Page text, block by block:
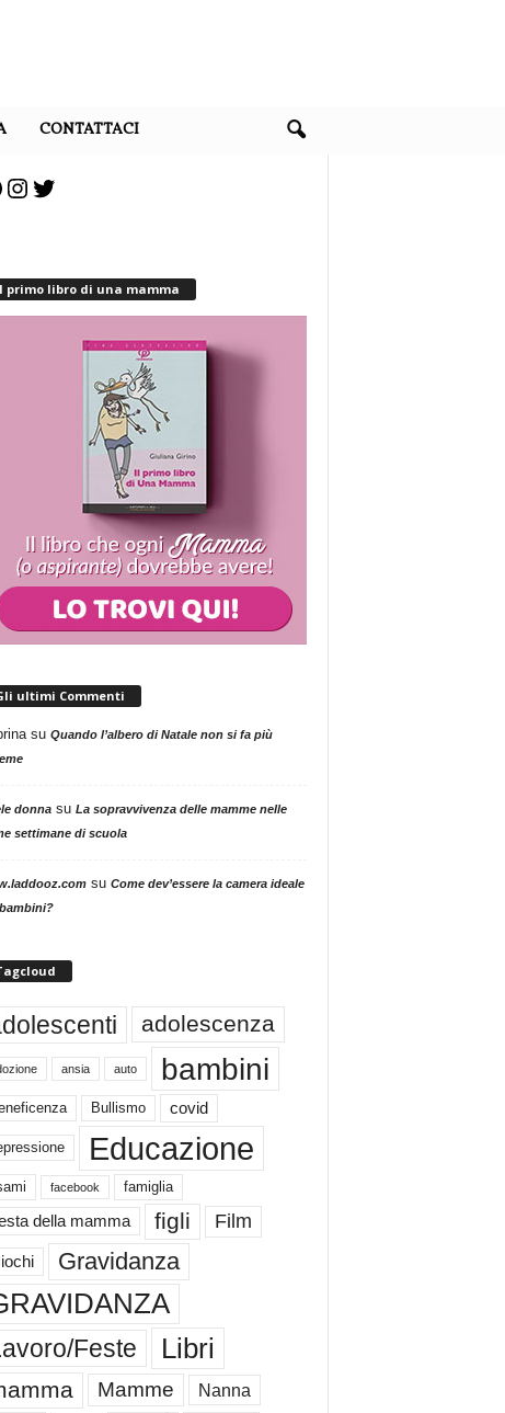
CONTATTACI
Instagram
Twitter
primo libro di una mamma
ultimi Commenti
su Quando l’albero di Natale non si fa più
donnasu La sopravvivenza delle mamme nelle
settimane di scuola
su Come dev’essere la camera ideale
adolescenza
ansia auto bambini
Bullismo covid
Educazione
facebook famiglia
della mamma figli Film
Gravidanza
Feste Libri
Mamme
Nanna